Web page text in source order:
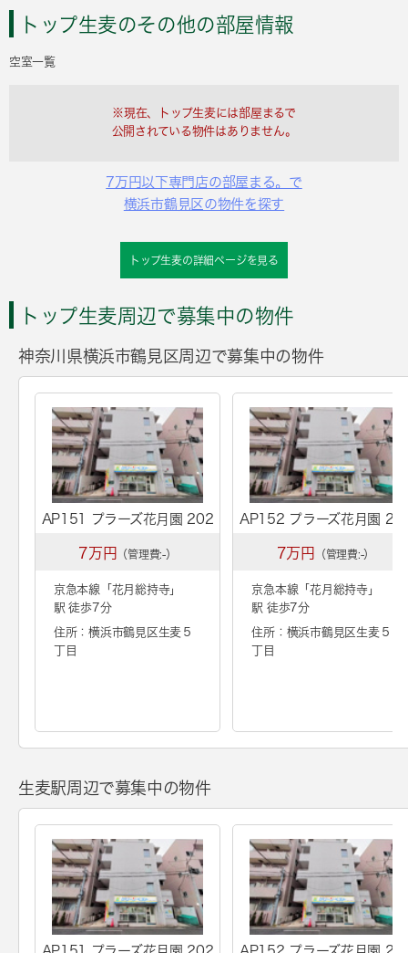
トップ生麦のその他の部屋情報
空室一覧
※現在、トップ生麦には部屋まるで
公開されている物件はありません。
7万円以下専門店の部屋まる。で
横浜市鶴見区の物件を探す
トップ生麦の詳細ページを見る
トップ生麦周辺で募集中の物件
神奈川県横浜市鶴見区周辺で募集中の物件
AP151 プラーズ花月園 202
7万円 （管理費:-）
京急本線「 花月総持寺」
駅 徒歩7分
住所：横浜市鶴見区生麦５
丁目
AP152 プラーズ花月園
7万円 （管理費:-）
京急本線「花月総持寺」
駅 徒歩7分
住所：横浜市鶴見区生麦５
丁目
生麦駅周辺で募集中の物件